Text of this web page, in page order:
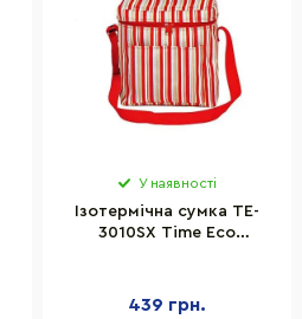
У наявності
Ізотермічна сумка TE-
3010SX Time Eco
439 грн.